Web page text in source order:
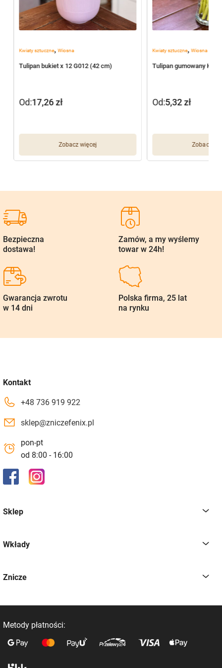
Kwiaty sztuczne, Wiosna
Tulipan bukiet x 12 G012 (42 cm)
Zobacz więcej
Od:17,26zł
Kwiaty sztuczne,Wiosna
Tulipan gumowany K25
Zobacz
Od:5,32zł
Bezpieczna
dostawa!
Zamów, a my wyślemy
towar w 24h!
Gwarancja zwrotu
w 14 dni
Polska firma, 25 lat
na rynku
Kontakt
+48 736 919 922
sklep@zniczefenix.pl
pon-pt
od 8:00 - 16:00
Sklep
Wkłady
Znicze
Metody płatności: